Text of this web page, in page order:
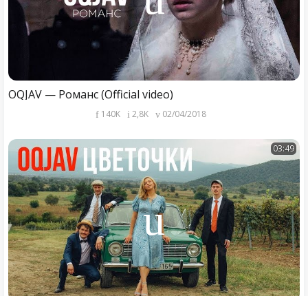
OQJAV — Романс (Official video)
140K 2,8K 02/04/2018
03:49